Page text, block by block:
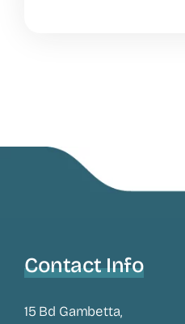
Contact Info
15 Bd Gambetta,